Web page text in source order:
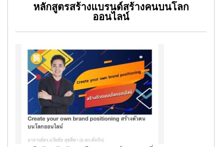
หลักสูตรสร้างแบรนด์สร้างคนบนโลก
ออนไลน์